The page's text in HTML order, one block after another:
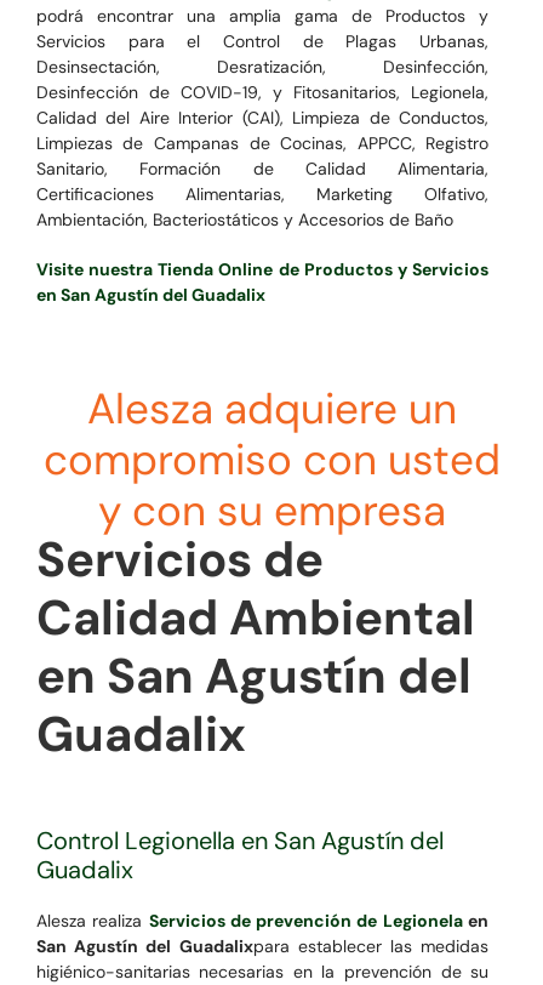
podrá encontrar una amplia gama de Productos y
Servicios para el Control de Plagas Urbanas,
Desinsectación, Desratización, Desinfección,
Desinfección de COVID-19, y Fitosanitarios, Legionela,
Calidad del Aire Interior (CAI), Limpieza de Conductos,
Limpiezas de Campanas de Cocinas, APPCC, Registro
Sanitario, Formación de Calidad Alimentaria,
Certificaciones Alimentarias, Marketing Olfativo,
Ambientación, Bacteriostáticos y Accesorios de Baño
Visite nuestra Tienda Online de Productos y Servicios
en San Agustín del Guadalix
Alesza adquiere un
compromiso con usted
y con su empresa
Servicios de
Calidad Ambiental
en San Agustín del
Guadalix
Control Legionella en San Agustín del
Guadalix
Alesza realiza Servicios de prevención de Legionelaen
San Agustín del Guadalixpara establecer las medidas
higiénico-sanitarias necesarias en la prevención de su